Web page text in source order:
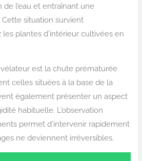
l’eau et entraînant une
situation survient
plantes d’intérieur cultivées en
est la chute prématurée
celles situées à la base de la
également présenter un aspect
habituelle. L’observation
permet d’intervenir rapidement
ne deviennent irréversibles.